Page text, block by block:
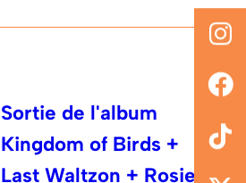
Sortie de l'album
Kingdom of Birds +
Last Waltzon + Rosie